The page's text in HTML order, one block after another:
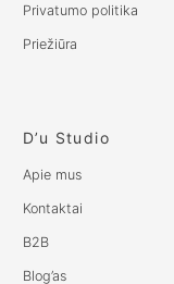
Privatumo politika
Priežiūra
D’u Studio
Apie mus
Kontaktai
B2B
Blog’as